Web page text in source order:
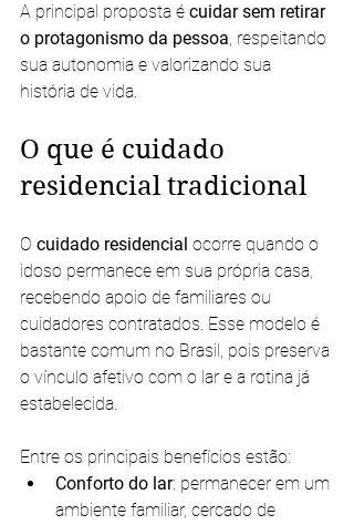
A principal proposta é cuidar sem retirar
o protagonismo da pessoa, respeitando
sua autonomia e valorizando sua
história de vida.
O que é cuidado
residencial tradicional
O cuidado residencial ocorre quando o
idoso permanece em sua própria casa,
recebendo apoio de familiares ou
cuidadores contratados. Esse modelo é
bastante comum no Brasil, pois preserva
o vínculo afetivo com o lar e a rotina já
estabelecida.
Entre os principais benefícios estão:
Conforto do lar: permanecer em um
ambiente familiar, cercado de